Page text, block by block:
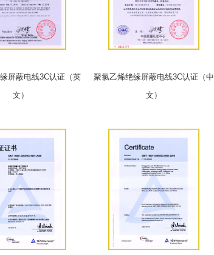
屏蔽电线3C认证（英
文）
聚氯乙烯绝缘屏蔽电线3C认证（中
文）